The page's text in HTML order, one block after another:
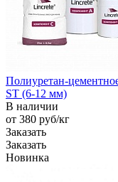
Полиуретан-
ST (6-12 мм)
В наличии
от 380 руб/кг
Заказать
Заказать
Новинка